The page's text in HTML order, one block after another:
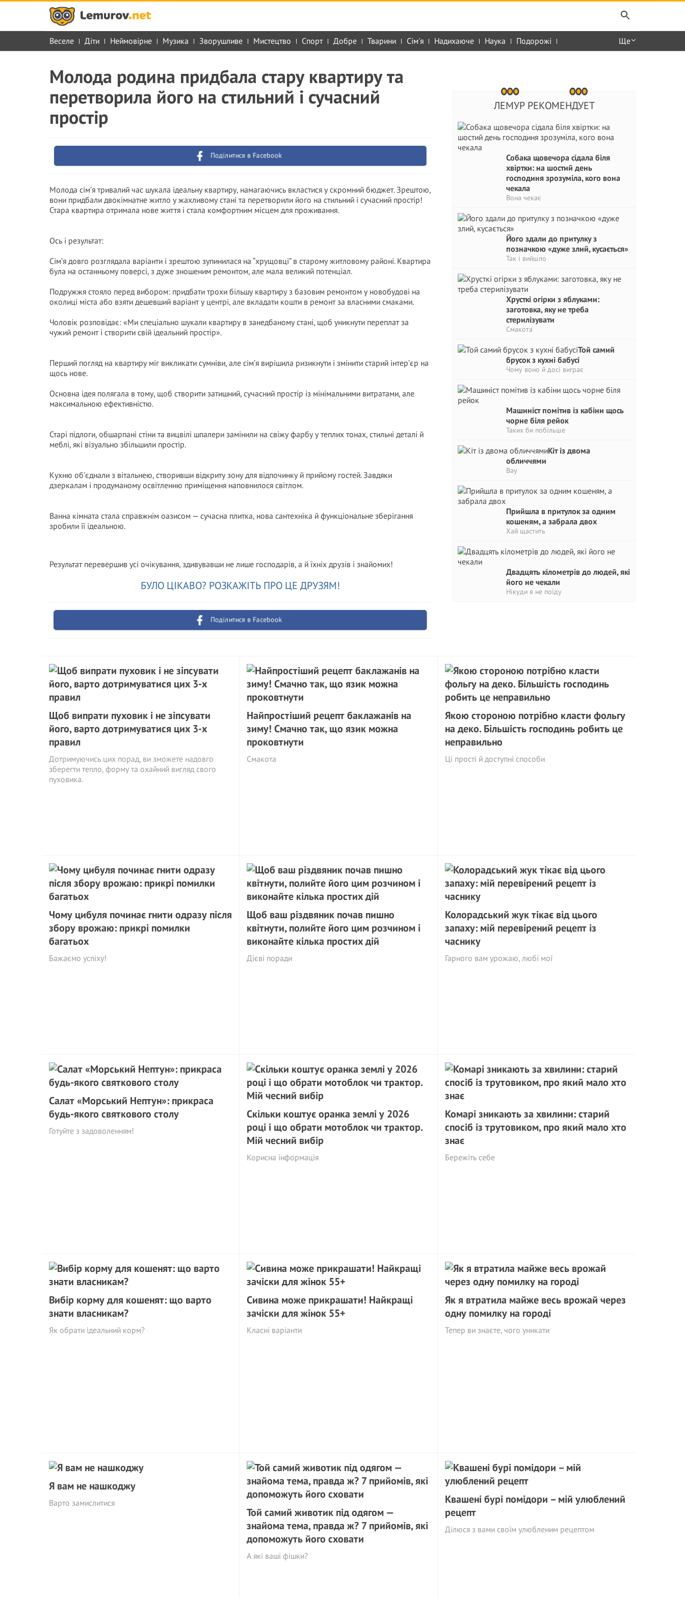
Веселе Діти Неймовірне Музика Зворушливе Мистецтво Спорт Добре Тварини Сім'я Надихаюче Наука Подорожі Ще
ЛЕМУР РЕКОМЕНДУЕТ
Собака щовечора сідала біля
хвіртки: на шостий день
господиня зрозуміла, кого вона
чекала
Вона чекає
Його здали до притулку з
позначкою «дуже злий, кусається»
Так і вийшло
Хрусткі огірки з яблуками:
заготовка, яку не треба
стерилізувати
Смакота
Той самий
брусок з кухні бабусі
Чому воно й досі виграє
Машиніст помітив із кабіни щось
чорне біля рейок
Таких би побільше
Кіт із двома
обличчями
Вау
Прийшла в притулок за одним
кошеням, а забрала двох
Хай щастить
Двадцять кілометрів до людей, які
його не чекали
Нікуди я не поїду
Молода родина придбала стару квартиру та
перетворила його на стильний і сучасний
простір
Поділитися в Facebook
Молода сім’я тривалий час шукала ідеальну квартиру, намагаючись вкластися у скромний бюджет. Зрештою,
вони придбали двокімнатне житло у жахливому стані та перетворили його на стильний і сучасний простір!
Стара квартира отримала нове життя і стала комфортним місцем для проживання.
Ось і результат:
Сім’я довго розглядала варіанти і зрештою зупинилася на “хрущовці” в старому житловому районі. Квартира
була на останньому поверсі, з дуже зношеним ремонтом, але мала великий потенціал.
Подружжя стояло перед вибором: придбати трохи більшу квартиру з базовим ремонтом у новобудові на
околиці міста або взяти дешевший варіант у центрі, але вкладати кошти в ремонт за власними смаками.
Чоловік розповідає: «Ми спеціально шукали квартиру в занедбаному стані, щоб уникнути переплат за
чужий ремонт і створити свій ідеальний простір».
Перший погляд на квартиру міг викликати сумніви, але сім’я вирішила ризикнути і змінити старий інтер’єр на
щось нове.
Основна ідея полягала в тому, щоб створити затишний, сучасний простір із мінімальними витратами, але
максимальною ефективністю.
Старі підлоги, обшарпані стіни та вицвілі шпалери замінили на свіжу фарбу у теплих тонах, стильні деталі й
меблі, які візуально збільшили простір.
Кухню об’єднали з вітальнею, створивши відкриту зону для відпочинку й прийому гостей. Завдяки
дзеркалам і продуманому освітленню приміщення наповнилося світлом.
Ванна кімната стала справжнім оазисом — сучасна плитка, нова сантехніка й функціональне зберігання
зробили її ідеальною.
Результат перевершив усі очікування, здивувавши не лише господарів, а й їхніх друзів і знайомих!
БУЛО ЦІКАВО? РОЗКАЖІТЬ ПРО ЦЕ ДРУЗЯМ!
Поділитися в Facebook
Щоб випрати пуховик і не зіпсувати
його, варто дотримуватися цих 3-х
правил
Дотримуючись цих порад, ви зможете надовго
зберегти тепло, форму та охайний вигляд свого
пуховика.
Найпростіший рецепт баклажанів на
зиму! Смачно так, що язик можна
проковтнути
Смакота
Якою стороною потрібно класти фольгу
на деко. Більшість господинь робить це
неправильно
Ці прості й доступні способи
Чому цибуля починає гнити одразу після
збору врожаю: прикрі помилки
багатьох
Бажаємо успіху!
Щоб ваш різдвяник почав пишно
квітнути, полийте його цим розчином і
виконайте кілька простих дій
Дієві поради
Колорадський жук тікає від цього
запаху: мій перевірений рецепт із
часнику
Гарного вам урожаю, любі мої
Салат «Морський Нептун»: прикраса
будь-якого святкового столу
Готуйте з задоволенням!
Скільки коштує оранка землі у 2026
році і що обрати мотоблок чи трактор.
Мій чесний вибір
Корисна інформація
Комарі зникають за хвилини: старий
спосіб із трутовиком, про який мало хто
знає
Бережіть себе
Вибір корму для кошенят: що варто
знати власникам?
Як обрати ідеальний корм?
Сивина може прикрашати! Найкращі
зачіски для жінок 55+
Класні варіанти
Як я втратила майже весь врожай через
одну помилку на городі
Тепер ви знаєте, чого уникати
Я вам не нашкоджу
Варто замислитися
Той самий животик під одягом —
знайома тема, правда ж? 7 прийомів, які
допоможуть його сховати
А які ваші фішки?
Квашені бурі помідори – мій улюблений
рецепт
Ділюся з вами своїм улюбленим рецептом